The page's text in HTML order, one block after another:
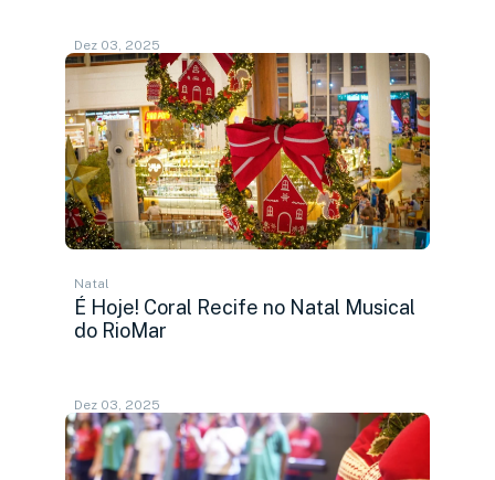
Dez 03, 2025
Natal
É Hoje! Coral Recife no Natal Musical
do RioMar
Dez 03, 2025